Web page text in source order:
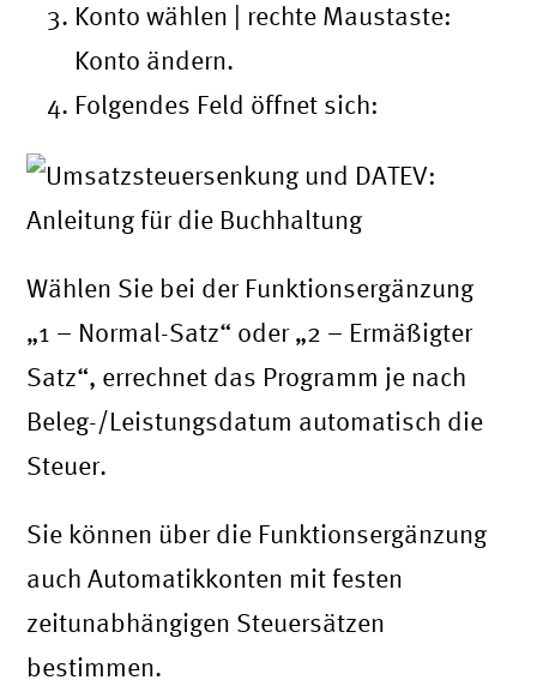
Konto wählen | rechte Maustaste:
Konto ändern.
Folgendes Feld öffnet sich:
Wählen Sie bei der Funktionsergänzung
„1 – Normal-Satz“ oder „2 – Ermäßigter
Satz“, errechnet das Programm je nach
Beleg-/Leistungsdatum automatisch die
Steuer.
Sie können über die Funktionsergänzung
auch Automatikkonten mit festen
zeitunabhängigen Steuersätzen
bestimmen.